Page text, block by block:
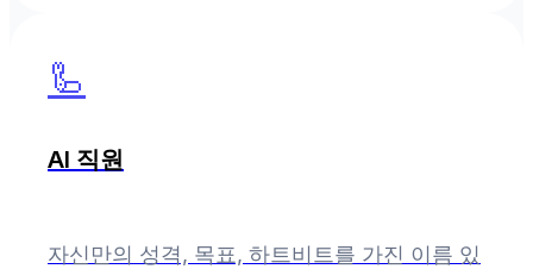
🦾
AI 직원
자신만의 성격, 목표, 하트비트를 가진 이름 있